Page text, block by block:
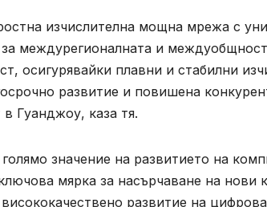
изчислителна мощна мрежа с
междурегионалната и
осигурявайки плавни и стабилни
развитие и повишена
Гуанджоу, каза тя.
значение на развитието на
мярка за насърчаване на нови
развитие на